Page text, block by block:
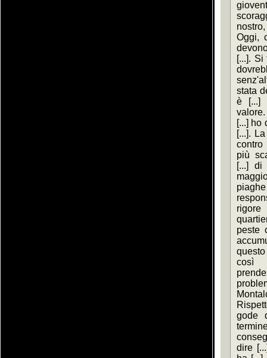
Oggi,
[...].
stata
è [...]
[...] ho
[...].
contro
più
[...] di
rigore
peste
così
gode
dire